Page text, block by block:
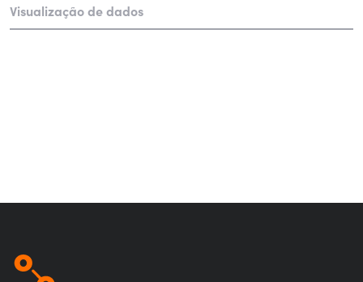
Visualização de dados